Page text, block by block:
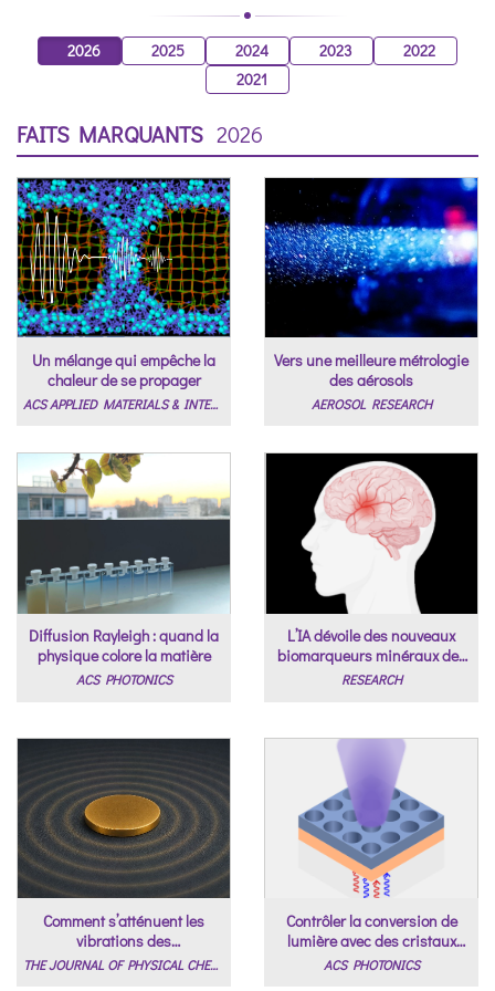
2026 2025 2024 2023
2022
2021
FAITS MARQUANTS 2026
Un mélange qui empêche la
chaleur de se propager
ACS APPLIED MATERIALS & INTERFACES
Vers une meilleure métrologie
des aérosols
AEROSOL RESEARCH
Diffusion Rayleigh : quand la
physique colore la matière
ACS PHOTONICS
L’IA dévoile des nouveaux
biomarqueurs minéraux des
maladies neurologiques
RESEARCH
Comment s’atténuent les
vibrations des
nanoparticules?
THE JOURNAL OF PHYSICAL CHEMISTRY LETTERS
Contrôler la conversion de
lumière avec des cristaux
photoniques.
ACS PHOTONICS